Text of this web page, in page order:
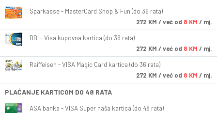
Sparkasse - MasterCard Shop & Fun (do 36 rata)
272 KM / već od 8 KM / mj.
BBI - Visa kupovna kartica (do 36 rata)
272 KM / već od 8 KM / mj.
Raiffeisen - VISA Magic Card kartica (do 36 rata)
272 KM / već od 8 KM / mj.
PLAĆANJE KARTICOM DO 48 RATA
ASA banka - VISA Super naša kartica (do 48 rata)